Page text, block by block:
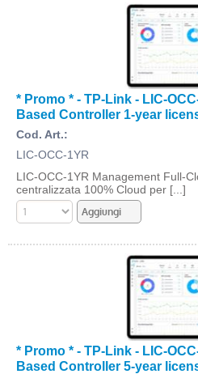
PROMO
* Promo * - TP-Link - LIC-
Based Controller 1-year
Cod. Art.:
LIC-OCC-1YR
LIC-OCC-1YR Management Full-
centralizzata 100% Cloud per [...]
* Promo * - TP-Link - LIC-
Based Controller 5-year